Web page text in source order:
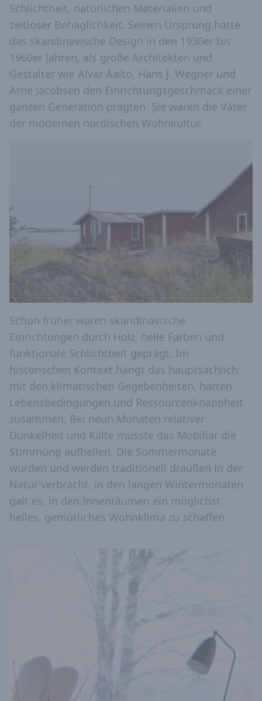
Schlichtheit, natürlichen Materialien und
zeitloser Behaglichkeit. Seinen Ursprung hatte
das skandinavische Design in den 1930er bis
1960er Jahren, als große Architekten und
Gestalter wie Alvar Aalto, Hans J. Wegner und
Arne Jacobsen den Einrichtungsgeschmack einer
ganzen Generation prägten. Sie waren die Väter
der modernen nordischen Wohnkultur.
Schon früher waren skandinavische
Einrichtungen durch Holz, helle Farben und
funktionale Schlichtheit geprägt. Im
historischen Kontext hängt das hauptsächlich
mit den klimatischen Gegebenheiten, harten
Lebensbedingungen und Ressourcenknappheit
zusammen. Bei neun Monaten relativer
Dunkelheit und Kälte musste das Mobiliar die
Stimmung aufhellen. Die Sommermonate
wurden und werden traditionell draußen in der
Natur verbracht, in den langen Wintermonaten
galt es, in den Innenräumen ein möglichst
helles, gemütliches Wohnklima zu schaffen.